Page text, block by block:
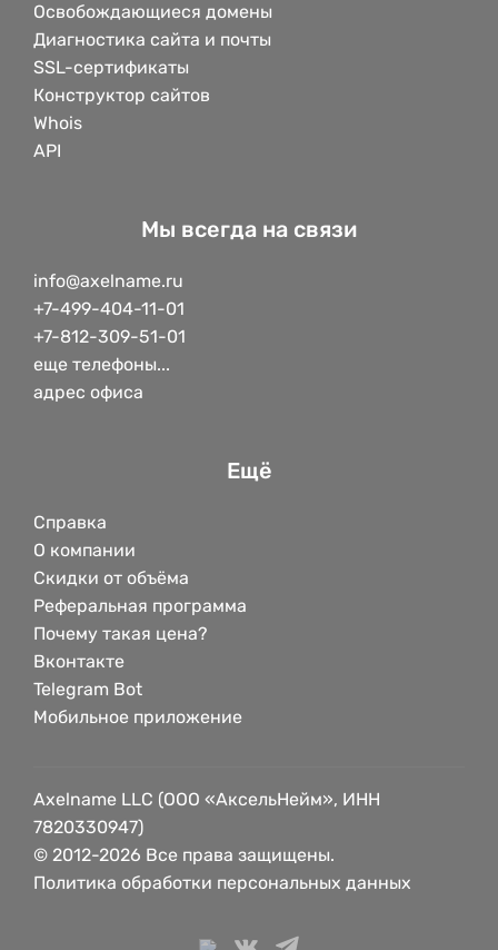
Освобождающиеся домены
Диагностика сайта и почты
SSL-сертификаты
Конструктор сайтов
Whois
API
Мы всегда на связи
info@axelname.ru
+7-499-404-11-01
+7-812-309-51-01
еще телефоны...
адрес офиса
Ещё
Справка
О компании
Скидки от объёма
Реферальная программа
Почему такая цена?
Вконтакте
Telegram Bot
Мобильное приложение
Axelname LLC (ООО «АксельНейм», ИНН
7820330947)
© 2012-2026 Все права защищены.
Политика обработки персональных данных